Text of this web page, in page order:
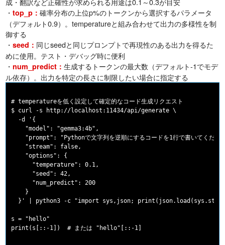
・top_p：確率分布の上位p%のトークンから選択するパラメータ
（デフォルト0.9）。temperatureと組み合わせて出力の多様性を制
御する
・seed： 同じseedと同じプロンプトで再現性のある出力を得るた
めに使用。テスト・デバッグ時に便利
・ num_predict：生成するトークンの最大数（デフォルト-1でモデ
ル依存）。出力を特定の長さに制限したい場合に指定する
# temperatureを低く設定して確定的なコード生成リクエスト
$ curl -s http://localhost:11434/api/generate \
  -d '{
    "model": "gemma3:4b",
"prompt": "Pythonで文字列を逆順にするコードを1行で書いてくださ
    "stream": false,
    "options": {
      "temperature": 0.1,
      "seed": 42,
      "num_predict": 200
    }
}' | python3 -c "import sys,json;
s = "hello"